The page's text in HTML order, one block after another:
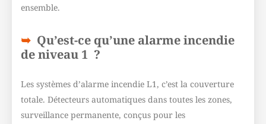
ensemble.
Qu’est-ce qu’une alarme incendie
de niveau 1 ?
Les systèmes d’alarme incendie L1, c’est la couverture
totale. Détecteurs automatiques dans toutes les zones,
surveillance permanente, conçus pour les